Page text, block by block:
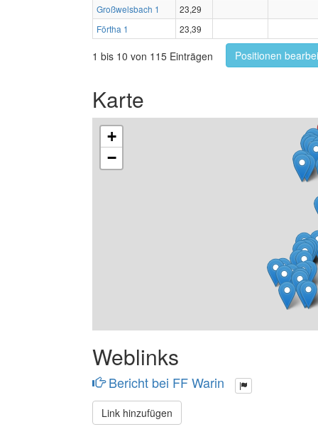
Großwelsbach 1
23,29
Förtha 1
23,39
1 bis 10 von 115 Einträgen Positionen
Karte
+
−
Weblinks
Bericht bei FF Warin
Link hinzufügen